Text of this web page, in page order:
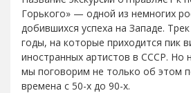
Горького» — одной из немногих
добившихся успеха на Западе.
годы, на которые приходится пик
иностранных артистов в СССР. Но
мы поговорим не только об этом
времена с 50-х до 90-х.